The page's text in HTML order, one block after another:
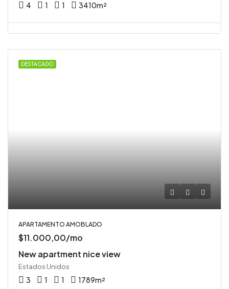
4 1 1 3410m²
DESTACADO
APARTAMENTO AMOBLADO
$11.000,00/mo
New apartment nice view
Estados Unidos
3 1 1 1789m²